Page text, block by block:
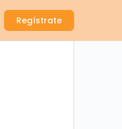
Regístrate